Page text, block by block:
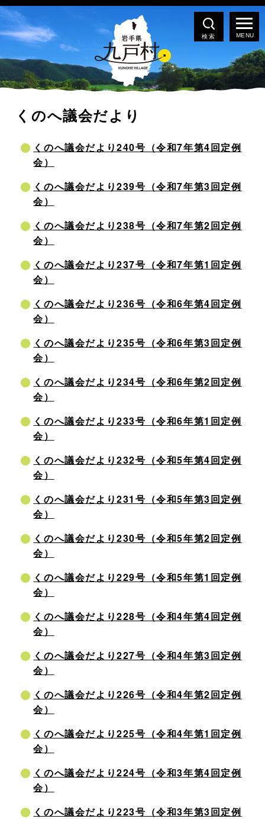
検索
くのへ議会だより
くのへ議会だより240号（令和7年第4回定例
会）
くのへ議会だより239号（令和7年第3回定例
会）
くのへ議会だより238号（令和7年第2回定例
会）
くのへ議会だより237号（令和7年第1回定例
会）
くのへ議会だより236号（令和6年第4回定例
会）
くのへ議会だより235号（令和6年第3回定例
会）
くのへ議会だより234号（令和6年第2回定例
会）
くのへ議会だより233号（令和6年第1回定例
会）
くのへ議会だより232号（令和5年第4回定例
会）
くのへ議会だより231号（令和5年第3回定例
会）
くのへ議会だより230号（令和5年第2回定例
会）
くのへ議会だより229号（令和5年第1回定例
会）
くのへ議会だより228号（令和4年第4回定例
会）
くのへ議会だより227号（令和4年第3回定例
会）
くのへ議会だより226号（令和4年第2回定例
会）
くのへ議会だより225号（令和4年第1回定例
会）
くのへ議会だより224号（令和3年第4回定例
会）
くのへ議会だより223号（令和3年第3回定例